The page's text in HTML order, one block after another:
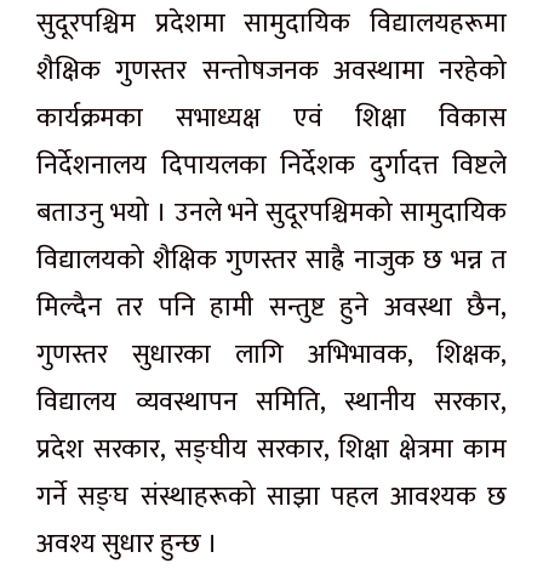
सुदूरपश्चिम प्रदेशमा सामुदायिक विद्यालयहरूमा
शैक्षिक गुणस्तर सन्तोषजनक अवस्थामा नरहेको
कार्यक्रमका सभाध्यक्ष एवं शिक्षा विकास
निर्देशनालय दिपायलका निर्देशक दुर्गादत्त विष्टले
बताउनु भयो । उनले भने सुदूरपश्चिमको सामुदायिक
विद्यालयको शैक्षिक गुणस्तर साह्रै नाजुक छ भन्न त
मिल्दैन तर पनि हामी सन्तुष्ट हुने अवस्था छैन,
गुणस्तर सुधारका लागि अभिभावक, शिक्षक,
विद्यालय व्यवस्थापन समिति, स्थानीय सरकार,
प्रदेश सरकार, सङ्घीय सरकार, शिक्षा क्षेत्रमा काम
गर्ने सङ्घ संस्थाहरूको साझा पहल आवश्यक छ
अवश्य सुधार हुन्छ ।